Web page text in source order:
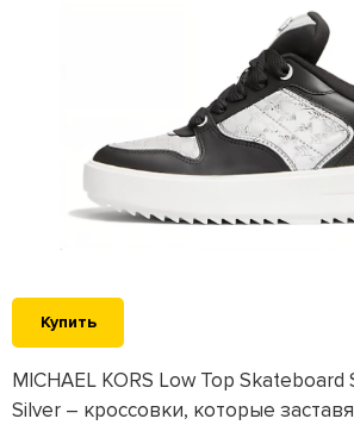
Купить
MICHAEL KORS Low Top Skateboard
Silver – кроссовки, которые